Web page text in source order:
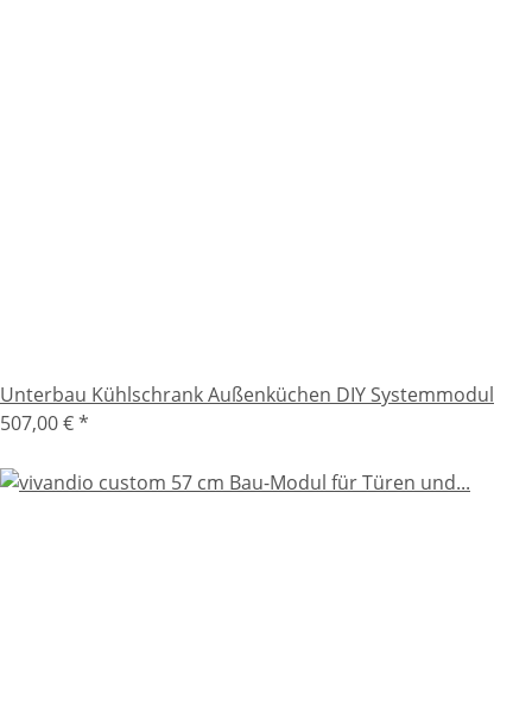
Unterbau Kühlschrank Außenküchen DIY Systemmodul
507,00 €*